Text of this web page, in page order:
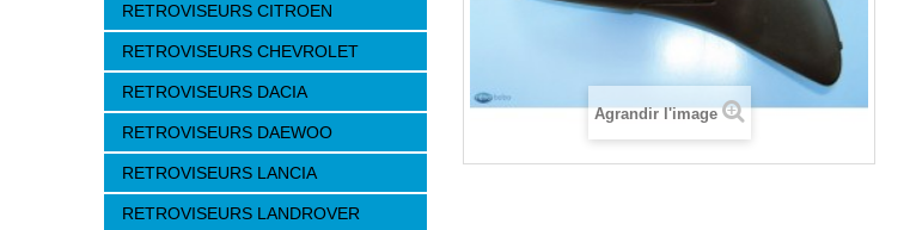
RETROVISEURS CITROEN
RETROVISEURS CHEVROLET
RETROVISEURS DACIA
RETROVISEURS DAEWOO
RETROVISEURS LANCIA
RETROVISEURS LANDROVER
Agrandir l'image